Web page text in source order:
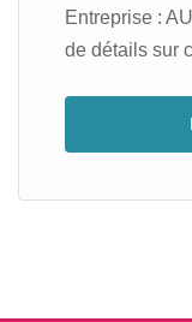
Entreprise :
de détails sur